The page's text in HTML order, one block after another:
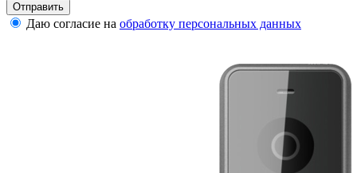
Даю согласие на обработку персональных данных